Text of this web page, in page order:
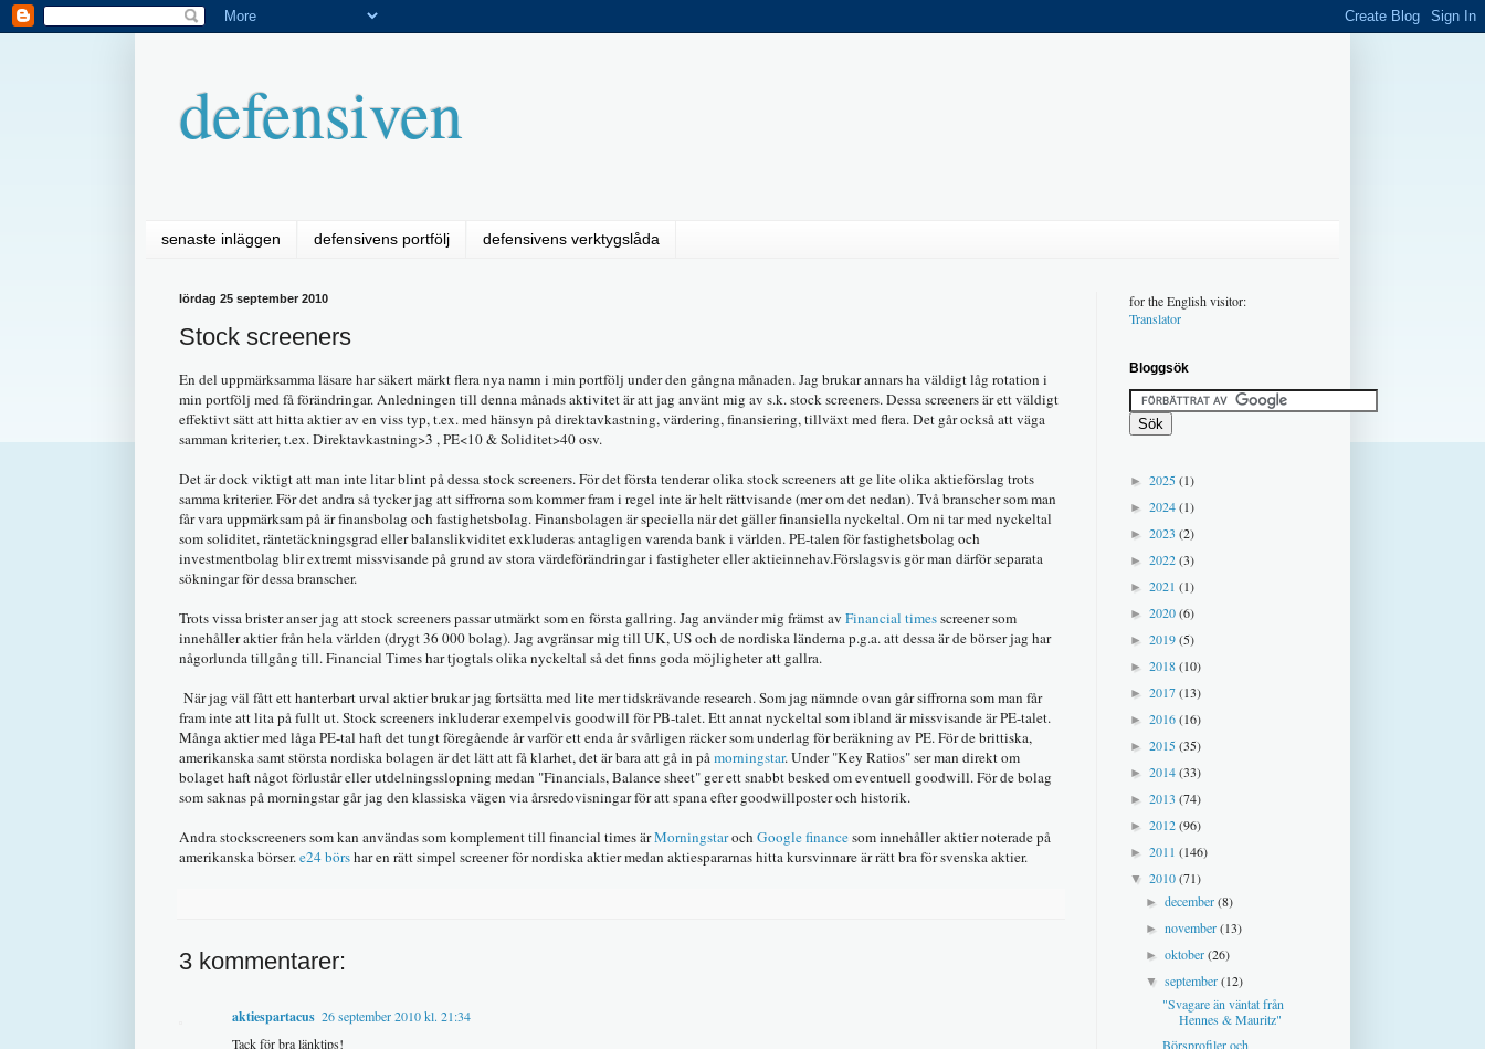
defensiven
senaste inläggen defensivens portfölj defensivens verktygslåda
lördag 25 september 2010
Stock screeners
En del uppmärksamma läsare har säkert märkt flera nya namn i min portfölj under den gångna månaden. Jag brukar annars ha väldigt låg rotation i
min portfölj med få förändringar. Anledningen till denna månads aktivitet är att jag använt mig av s.k. stock screeners. Dessa screeners är ett väldigt
effektivt sätt att hitta aktier av en viss typ, t.ex. med hänsyn på direktavkastning, värdering, finansiering, tillväxt med flera. Det går också att väga
samman kriterier, t.ex. Direktavkastning>3 , PE<10 & Soliditet>40 osv.
Det är dock viktigt att man inte litar blint på dessa stock screeners. För det första tenderar olika stock screeners att ge lite olika aktieförslag trots
samma kriterier. För det andra så tycker jag att siffrorna som kommer fram i regel inte är helt rättvisande (mer om det nedan). Två branscher som man
får vara uppmärksam på är finansbolag och fastighetsbolag. Finansbolagen är speciella när det gäller finansiella nyckeltal. Om ni tar med nyckeltal
som soliditet, räntetäckningsgrad eller balanslikviditet exkluderas antagligen varenda bank i världen. PE-talen för fastighetsbolag och
investmentbolag blir extremt missvisande på grund av stora värdeförändringar i fastigheter eller aktieinnehav.Förslagsvis gör man därför separata
sökningar för dessa branscher.
Trots vissa brister anser jag att stock screeners passar utmärkt som en första gallring. Jag använder mig främst av Financial timesscreener som
innehåller aktier från hela världen (drygt 36 000 bolag). Jag avgränsar mig till UK, US och de nordiska länderna p.g.a. att dessa är de börser jag har
någorlunda tillgång till. Financial Times har tjogtals olika nyckeltal så det finns goda möjligheter att gallra.
När jag väl fått ett hanterbart urval aktier brukar jag fortsätta med lite mer tidskrävande research. Som jag nämnde ovan går siffrorna som man får
fram inte att lita på fullt ut. Stock screeners inkluderar exempelvis goodwill för PB-talet. Ett annat nyckeltal som ibland är missvisande är PE-talet.
Många aktier med låga PE-tal haft det tungt föregående år varför ett enda år svårligen räcker som underlag för beräkning av PE. För de brittiska,
amerikanska samt största nordiska bolagen är det lätt att få klarhet, det är bara att gå in påmorningstar. Under "Key Ratios" ser man direkt om
bolaget haft något förlustår eller utdelningsslopning medan "Financials, Balance sheet" ger ett snabbt besked om eventuell goodwill. För de bolag
som saknas på morningstar går jag den klassiska vägen via årsredovisningar för att spana efter goodwillposter och historik.
Andra stockscreeners som kan användas som komplement till financial times ärMorningstarochGoogle financesom innehåller aktier noterade på
amerikanska börser.e24 börshar en rätt simpel screener för nordiska aktier medan aktiespararnas hitta kursvinnare är rätt bra för svenska aktier.
3 kommentarer:
aktiespartacus 26 september 2010 kl. 21:34
Tack för bra länktips!
for the English visitor:
Translator
Bloggsök
► 2025(1)
► 2024(1)
► 2023 (2)
► 2022(3)
► 2021 (1)
► 2020(6)
► 2019(5)
► 2018(10)
► 2017(13)
► 2016(16)
► 2015(35)
► 2014(33)
► 2013 (74)
► 2012(96)
► 2011 (146)
▼ 2010(71)
►december(8)
►november(13)
►oktober(26)
▼september(12)
"Svagare än väntat från
Hennes & Mauritz"
Börsprofiler och